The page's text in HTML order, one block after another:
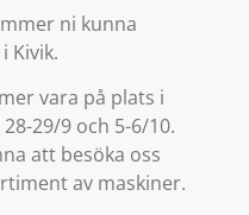
ni kunna
Kivik.
vara på plats i
29/9 och 5-6/10.
att besöka oss
av maskiner.